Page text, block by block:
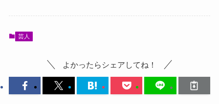
芸人
よかったらシェアしてね！